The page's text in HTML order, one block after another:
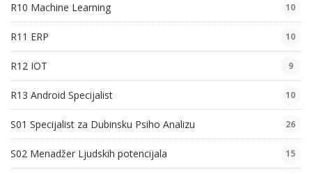
R10 Machine Learning 10
R11 ERP 10
R12 IOT 9
R13 Android Specijalist 10
S01 Specijalist za Dubinsku Psiho Analizu 26
S02 Menadžer Ljudskih potencijala 15